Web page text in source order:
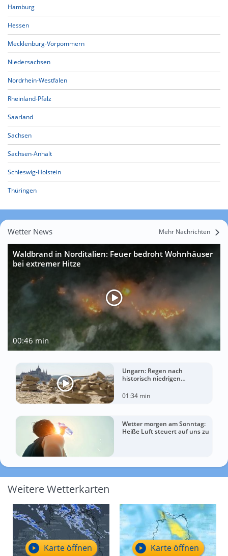
Hamburg
Hessen
Mecklenburg-Vorpommern
Niedersachsen
Nordrhein-Westfalen
Rheinland-Pfalz
Saarland
Sachsen
Sachsen-Anhalt
Schleswig-Holstein
Thüringen
Wetter News Mehr Nachrichten
Waldbrand in Norditalien: Feuer bedroht Wohnhäuser
bei extremer Hitze
00:46 min
Ungarn: Regen nach
historisch niedrigen
01:34 min
Wetter morgen am Sonntag:
Heiße Luft steuert auf uns zu
Weitere Wetterkarten
Karte öffnen Karte öffnen